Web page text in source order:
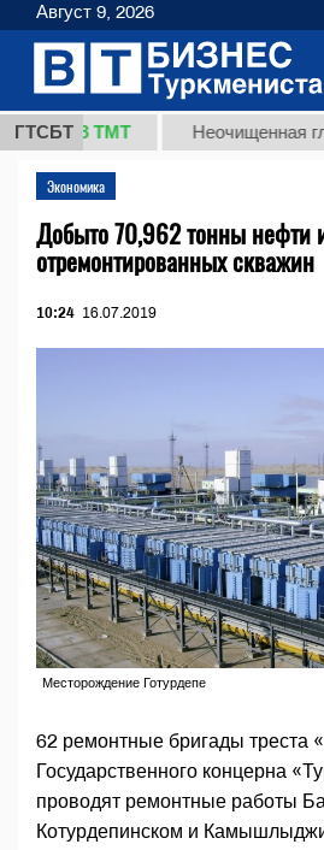
ГТСБТ
ТМТ Неочищенная
Экономика
Добыто 70,962 тонны нефти
отремонтированных скважин
10:24 16.07.2019
Месторождение Готурдепе
62 ремонтные бригады треста
Государственного концерна
проводят ремонтные работы
Котурдепинском и
Август 9, 2026